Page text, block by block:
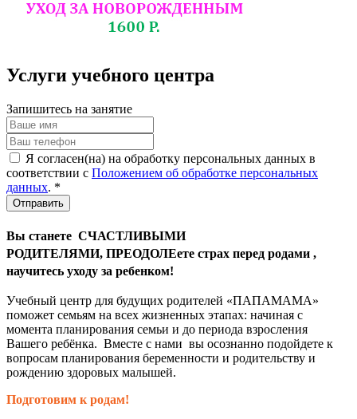
Услуги учебного центра
Запишитесь на занятие
Я согласен(на) на обработку персональных данных в
соответствии с Положением об обработке персональных
данных. *
Отправить
Вы станете СЧАСТЛИВЫМИ
РОДИТЕЛЯМИ, ПРЕОДОЛЕете страх перед родами ,
научитесь уходу за ребенком!
Учебный центр для будущих родителей «ПАПАМАМА»
поможет семьям на всех жизненных этапах: начиная с
момента планирования семьи и до периода взросления
Вашего ребёнка. Вместе с нами вы осознанно подойдете к
вопросам планирования беременности и родительству и
рождению здоровых малышей.
Подготовим к родам!